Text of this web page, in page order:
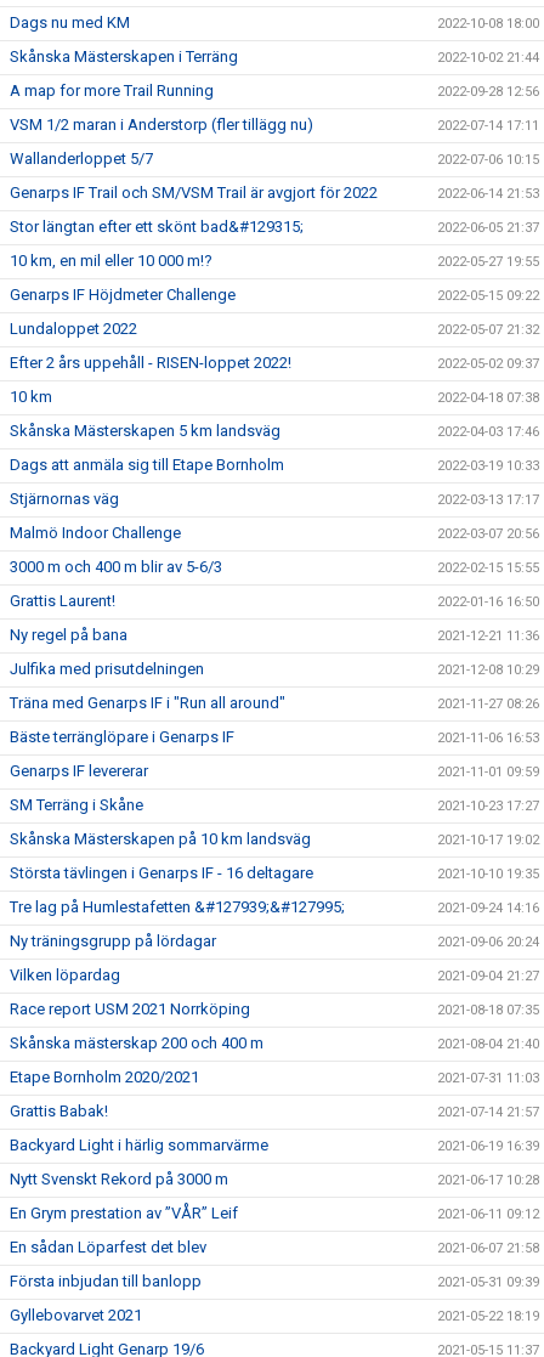
Dags nu med KM 2022-10-08 18:00
Skånska Mästerskapen i Terräng 2022-10-02 21:44
A map for more Trail Running 2022-09-28 12:56
VSM 1/2 maran i Anderstorp (fler tillägg nu) 2022-07-14 17:11
Wallanderloppet 5/7 2022-07-06 10:15
Genarps IF Trail och SM/VSM Trail är avgjort för 2022 2022-06-14 21:53
Stor längtan efter ett skönt bad&#129315; 2022-06-05 21:37
10 km, en mil eller 10 000 m!? 2022-05-27 19:55
Genarps IF Höjdmeter Challenge 2022-05-15 09:22
Lundaloppet 2022 2022-05-07 21:32
Efter 2 års uppehåll - RISEN-loppet 2022! 2022-05-02 09:37
10 km 2022-04-18 07:38
Skånska Mästerskapen 5 km landsväg 2022-04-03 17:46
Dags att anmäla sig till Etape Bornholm 2022-03-19 10:33
Stjärnornas väg 2022-03-13 17:17
Malmö Indoor Challenge 2022-03-07 20:56
3000 m och 400 m blir av 5-6/3 2022-02-15 15:55
Grattis Laurent! 2022-01-16 16:50
Ny regel på bana 2021-12-21 11:36
Julfika med prisutdelningen 2021-12-08 10:29
Träna med Genarps IF i "Run all around" 2021-11-27 08:26
Bäste terränglöpare i Genarps IF 2021-11-06 16:53
Genarps IF levererar 2021-11-01 09:59
SM Terräng i Skåne 2021-10-23 17:27
Skånska Mästerskapen på 10 km landsväg 2021-10-17 19:02
Största tävlingen i Genarps IF - 16 deltagare 2021-10-10 19:35
Tre lag på Humlestafetten &#127939;&#127995; 2021-09-24 14:16
Ny träningsgrupp på lördagar 2021-09-06 20:24
Vilken löpardag 2021-09-04 21:27
Race report USM 2021 Norrköping 2021-08-18 07:35
Skånska mästerskap 200 och 400 m 2021-08-04 21:40
Etape Bornholm 2020/2021 2021-07-31 11:03
Grattis Babak! 2021-07-14 21:57
Backyard Light i härlig sommarvärme 2021-06-19 16:39
Nytt Svenskt Rekord på 3000 m 2021-06-17 10:28
En Grym prestation av ”VÅR” Leif 2021-06-11 09:12
En sådan Löparfest det blev 2021-06-07 21:58
Första inbjudan till banlopp 2021-05-31 09:39
Gyllebovarvet 2021 2021-05-22 18:19
Backyard Light Genarp 19/6 2021-05-15 11:37